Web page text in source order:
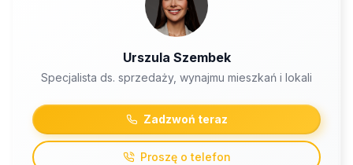
Urszula Szembek
Specjalista ds. sprzedaży, wynajmu mieszkań i lokali
Zadzwoń teraz
Proszę o telefon